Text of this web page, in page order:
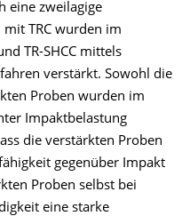
eine zweilagige
TRC wurden im
TR-SHCC mittels
verstärkt. Sowohl die
Proben wurden im
Impaktbelastung
die verstärkten Proben
gegenüber Impakt
Proben selbst bei
eine starke